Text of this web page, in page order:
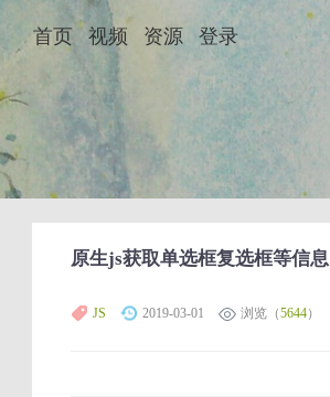
首页 视频 资源 登录
原生js获取单选框复选框等信息
JS 2019-03-01 浏览（5644）